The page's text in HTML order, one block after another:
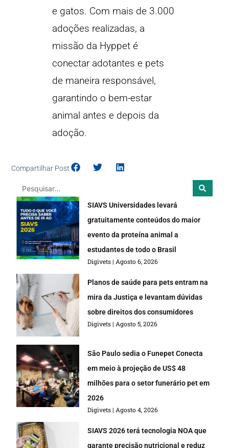
e gatos. Com mais de 3.000
adoções realizadas, a
missão da Hyppet é
conectar adotantes e pets
de maneira responsável,
garantindo o bem-estar
animal antes e depois da
adoção.
Compartilhar Post
SIAVS Universidades levará
gratuitamente conteúdos do maior
evento da proteína animal a
estudantes de todo o Brasil
Digivets Agosto 6, 2026
Planos de saúde para pets entram na
mira da Justiça e levantam dúvidas
sobre direitos dos consumidores
Digivets Agosto 5, 2026
São Paulo sedia o Funepet Conecta
em meio à projeção de US$ 48
milhões para o setor funerário pet em
2026
Digivets Agosto 4, 2026
SIAVS 2026 terá tecnologia NOA que
garante precisão nutricional e reduz